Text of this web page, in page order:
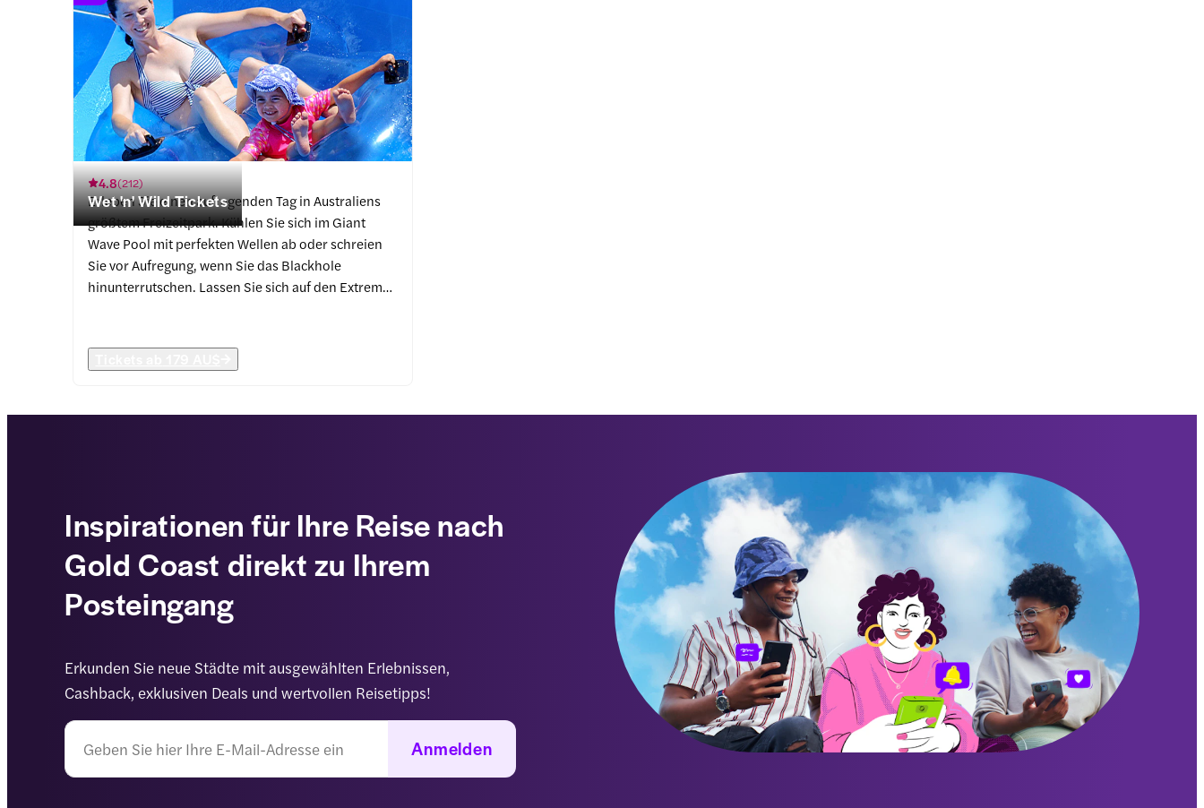
Wet 'n' Wild Tickets
4.8(212)
Erleben Sie einen aufregenden Tag in Australiens
größtem Freizeitpark. Kühlen Sie sich im Giant
Wave Pool mit perfekten Wellen ab oder schreien
Sie vor Aufregung, wenn Sie das Blackhole
hinunterrutschen. Lassen Sie sich auf den Extreme
Geschwindigkeiten im Wet'n'Wild Water Park.
Inspirationen für Ihre Reise nach
Gold Coast direkt zu Ihrem
Posteingang
Erkunden Sie neue Städte mit ausgewählten Erlebnissen,
Cashback, exklusiven Deals und wertvollen Reisetipps!
Anmelden